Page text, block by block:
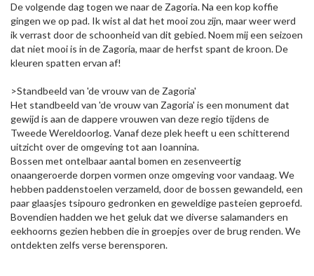
De volgende dag togen we naar de Zagoria. Na een kop koffie
gingen we op pad. Ik wist al dat het mooi zou zijn, maar weer werd
ik verrast door de schoonheid van dit gebied. Noem mij een seizoen
dat niet mooi is in de Zagoria, maar de herfst spant de kroon. De
kleuren spatten ervan af!
>Standbeeld van 'de vrouw van de Zagoria'
Het standbeeld van 'de vrouw van Zagoria' is een monument dat
gewijd is aan de dappere vrouwen van deze regio tijdens de
Tweede Wereldoorlog. Vanaf deze plek heeft u een schitterend
uitzicht over de omgeving tot aan Ioannina.
Bossen met ontelbaar aantal bomen en zesenveertig
onaangeroerde dorpen vormen onze omgeving voor vandaag. We
hebben paddenstoelen verzameld, door de bossen gewandeld, een
paar glaasjes tsipouro gedronken en geweldige pasteien geproefd.
Bovendien hadden we het geluk dat we diverse salamanders en
eekhoorns gezien hebben die in groepjes over de brug renden. We
ontdekten zelfs verse berensporen.